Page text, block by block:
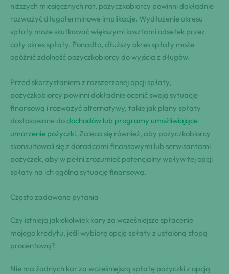
niższych miesięcznych rat, pożyczkobiorcy powinni dokładnie
rozważyć długoterminowe implikacje. Wydłużenie okresu
spłaty może skutkować większymi kosztami odsetek przez
cały okres spłaty. Ponadto, dłuższy okres spłaty może
opóźnić zdolność pożyczkobiorcy do wyjścia z długów.
Przed skorzystaniem z rozszerzonej opcji spłaty,
pożyczkobiorcy powinni dokładnie ocenić swoją sytuację
finansową i rozważyć alternatywy, takie jak plany spłaty
dostosowane dodochodów lub programy umożliwiające
umorzenie pożyczki. Zaleca się również, aby pożyczkobiorcy
skonsultowali się z doradcami finansowymi lub serwisantami
pożyczek, aby w pełni zrozumieć potencjalny wpływ tej opcji
spłaty na ich ogólną sytuację finansową.
Często zadawane pytania
Czy istnieją jakiekolwiek kary za wcześniejsze spłacenie
mojego kredytu, jeśli wybiorę opcję spłaty z ustaloną stopą
procentową?
Nie ma żadnych kar za wcześniejszą spłatę pożyczki z opcją